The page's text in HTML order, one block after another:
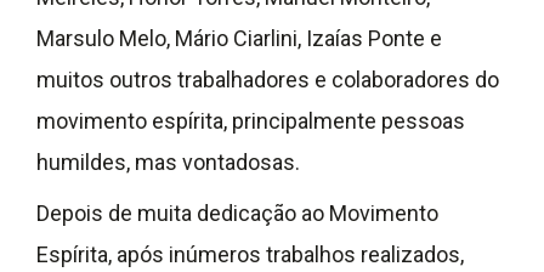
Marsulo Melo, Mário Ciarlini, Izaías Ponte e
muitos outros trabalhadores e colaboradores do
movimento espírita, principalmente pessoas
humildes, mas vontadosas.
Depois de muita dedicação ao Movimento
Espírita, após inúmeros trabalhos realizados,